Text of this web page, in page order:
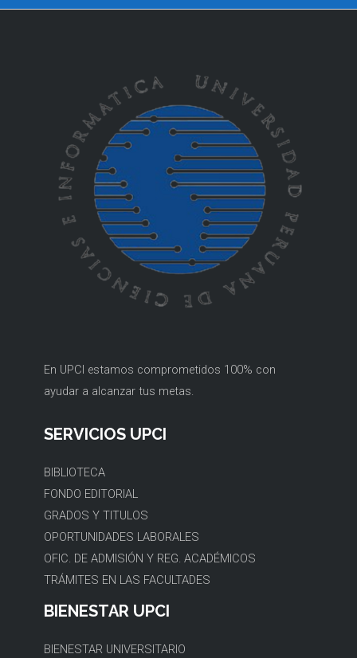
ayudar a alcanzar tus metas.
FONDO EDITORIAL
GRADOS Y TITULOS
OPORTUNIDADES LABORALES
OFIC. DE ADMISIÓN Y REG. ACADÉMICOS
TRÁMITES EN LAS FACULTADES
BIENESTAR UPCI
SERVICIOS DEPORTIVOS